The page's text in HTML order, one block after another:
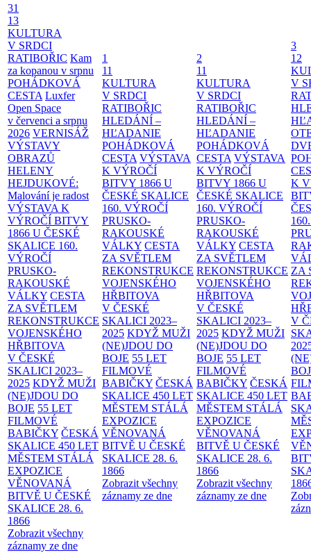
31
13
KULTURA
V SRDCI
RATIBOŘIC Kam
za kopanou v srpnu
POHÁDKOVÁ
CESTA Luxfer
Open Space
v červenci a srpnu
2026 VERNISÁŽ
VÝSTAVY
OBRAZŮ
HELENY
HEJDUKOVÉ:
Malování je radost
VÝSTAVA K
VÝROČÍ BITVY
1866 U ČESKÉ
SKALICE 160.
VÝROČÍ
PRUSKO-
RAKOUSKÉ
VÁLKY CESTA
ZA SVĚTLEM
REKONSTRUKCE
VOJENSKÉHO
HŘBITOVA
V ČESKÉ
SKALICI 2023–
2025 KDYŽ MUŽI
(NE)JDOU DO
BOJE 55 LET
FILMOVÉ
BABIČKY ČESKÁ
SKALICE 450 LET
MĚSTEM STÁLÁ
EXPOZICE
VĚNOVANÁ
BITVĚ U ČESKÉ
SKALICE 28. 6.
1866
Zobrazit všechny
záznamy ze dne
1
11
KULTURA
V SRDCI
RATIBOŘIC
HLEDÁNÍ –
HĽADANIE
POHÁDKOVÁ
CESTA VÝSTAVA
K VÝROČÍ
BITVY 1866 U
ČESKÉ SKALICE
160. VÝROČÍ
PRUSKO-
RAKOUSKÉ
VÁLKY CESTA
ZA SVĚTLEM
REKONSTRUKCE
VOJENSKÉHO
HŘBITOVA
V ČESKÉ
SKALICI 2023–
2025 KDYŽ MUŽI
(NE)JDOU DO
BOJE 55 LET
FILMOVÉ
BABIČKY ČESKÁ
SKALICE 450 LET
MĚSTEM STÁLÁ
EXPOZICE
VĚNOVANÁ
BITVĚ U ČESKÉ
SKALICE 28. 6.
1866
Zobrazit všechny
záznamy ze dne
2
11
KULTURA
V SRDCI
RATIBOŘIC
HLEDÁNÍ –
HĽADANIE
POHÁDKOVÁ
CESTA VÝSTAVA
K VÝROČÍ
BITVY 1866 U
ČESKÉ SKALICE
160. VÝROČÍ
PRUSKO-
RAKOUSKÉ
VÁLKY CESTA
ZA SVĚTLEM
REKONSTRUKCE
VOJENSKÉHO
HŘBITOVA
V ČESKÉ
SKALICI 2023–
2025 KDYŽ MUŽI
(NE)JDOU DO
BOJE 55 LET
FILMOVÉ
BABIČKY ČESKÁ
SKALICE 450 LET
MĚSTEM STÁLÁ
EXPOZICE
VĚNOVANÁ
BITVĚ U ČESKÉ
SKALICE 28. 6.
1866
Zobrazit všechny
záznamy ze dne
3
12
V
K
ZA
V